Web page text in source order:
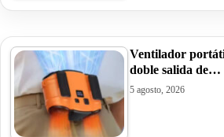
Ventilador
doble salida de…
5 agosto, 2026